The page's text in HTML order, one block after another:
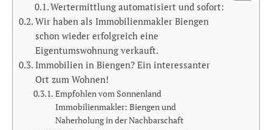
Wertermittlung automatisiert und sofort:
Wir haben als Immobilienmakler Biengen
schon wieder erfolgreich eine
Eigentumswohnung verkauft.
Immobilien in Biengen? Ein interessanter
Ort zum Wohnen!
Empfohlen vom Sonnenland
Immobilienmakler: Biengen und
Naherholung in der Nachbarschaft